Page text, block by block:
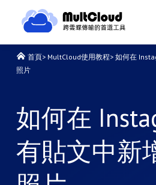
首頁> MultCloud使用教程> 如何在
照片
如何在
有貼文中新